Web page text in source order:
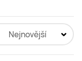
Nejnovější